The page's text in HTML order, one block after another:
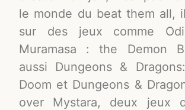
le monde du beat them all,
sur des jeux comme
Muramasa : the Demon
aussi Dungeons &
Doom et Dungeons &
over Mystara, deux jeux